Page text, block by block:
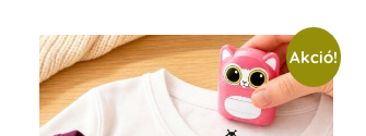
Akció!